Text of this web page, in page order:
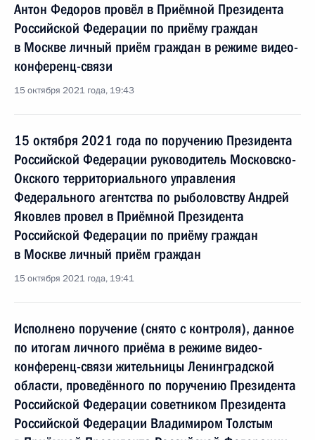
Антон Федоров провёл в Приёмной Президента
Российской Федерации по приёму граждан
в Москве личный приём граждан в режиме видео-
конференц-связи
15 октября 2021 года, 19:43
15 октября 2021 года по поручению Президента
Российской Федерации руководитель Московско-
Окского территориального управления
Федерального агентства по рыболовству Андрей
Яковлев провел в Приёмной Президента
Российской Федерации по приёму граждан
в Москве личный приём граждан
15 октября 2021 года, 19:41
Исполнено поручение (снято с контроля), данное
по итогам личного приёма в режиме видео-
конференц-связи жительницы Ленинградской
области, проведённого по поручению Президента
Российской Федерации советником Президента
Российской Федерации Владимиром Толстым